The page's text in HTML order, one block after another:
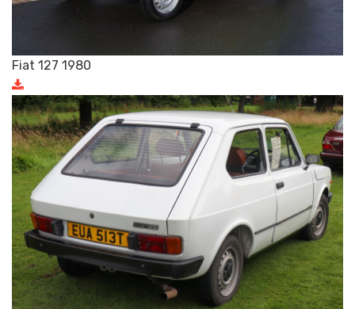
Fiat 127 1980